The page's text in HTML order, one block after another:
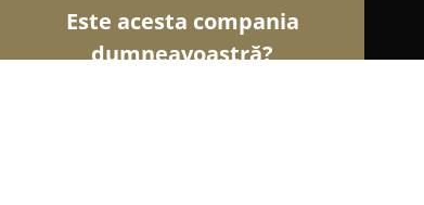
Este acesta compania
dumneavoastră?